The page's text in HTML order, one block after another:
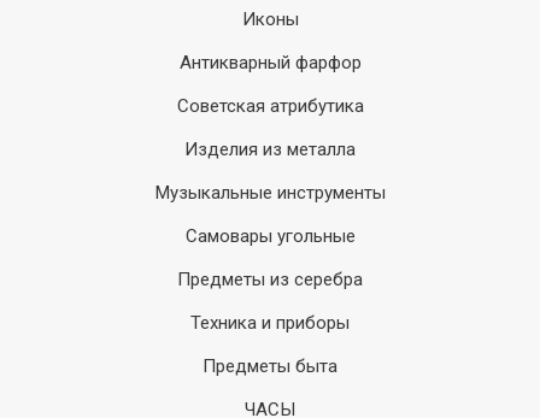
Иконы
Антикварный фарфор
Советская атрибутика
Изделия из металла
Музыкальные инструменты
Самовары угольные
Предметы из серебра
Техника и приборы
Предметы быта
ЧАСЫ